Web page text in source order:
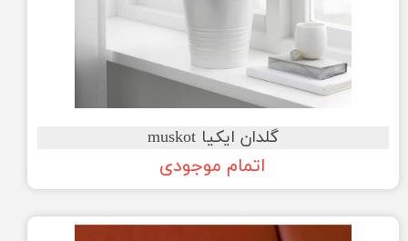
گلدان ایکیا muskot
اتمام موجودی